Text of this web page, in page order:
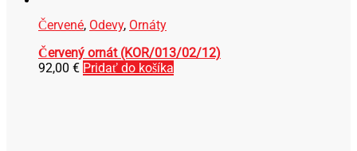
Červené, Odevy, Ornáty
Červený ornát (KOR/013/02/12)
92,00 € Pridať do košíka